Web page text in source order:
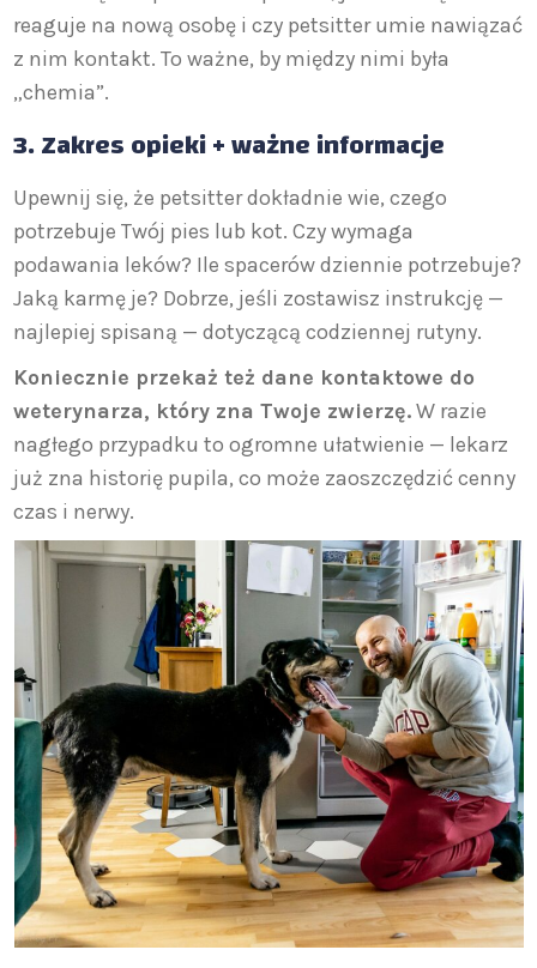
reaguje na nową osobę i czy petsitter umie nawiązać
z nim kontakt. To ważne, by między nimi była
„chemia”.
3.Zakres opieki + ważne informacje
Upewnij się, że petsitter dokładnie wie, czego
potrzebuje Twój pies lub kot. Czy wymaga
podawania leków? Ile spacerów dziennie potrzebuje?
Jaką karmę je? Dobrze, jeśli zostawisz instrukcję —
najlepiej spisaną — dotyczącą codziennej rutyny.
Koniecznie przekaż też dane kontaktowe do
weterynarza, który zna Twoje zwierzę.W razie
nagłego przypadku to ogromne ułatwienie — lekarz
już zna historię pupila, co może zaoszczędzić cenny
czas i nerwy.